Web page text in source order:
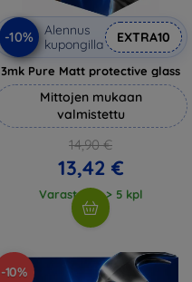
-10%
Alennus
kupongilla
EXTRA10
3mk Pure Matt protective glass
Mittojen mukaan
valmistettu
14,90 €
13,42 €
Varastossa > 5 kpl
-10%